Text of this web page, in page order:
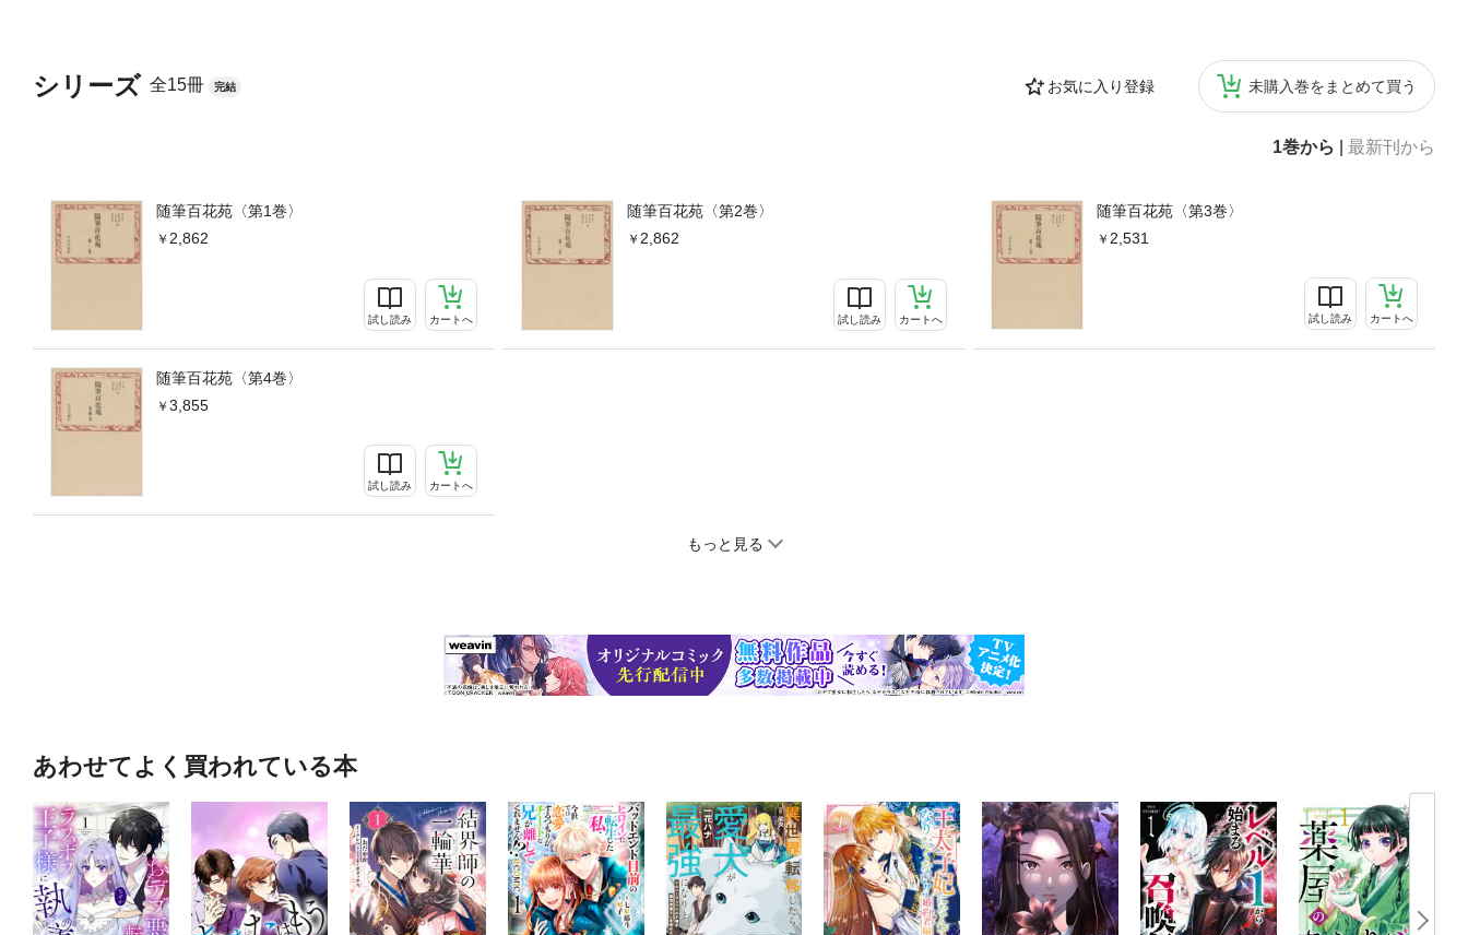
シリーズ 全15冊 完結 お気に入り登録 未購入巻をまとめて買う
1巻から 最新刊から
随筆百花苑〈第1巻〉
2,862
試し読み カートへ
随筆百花苑〈第2巻〉
2,862
試し読み カートへ
随筆百花苑〈第3巻〉
2,531
試し読み カートへ
随筆百花苑〈第4巻〉
3,855
試し読み カートへ
もっと見る
あわせてよく買われている本